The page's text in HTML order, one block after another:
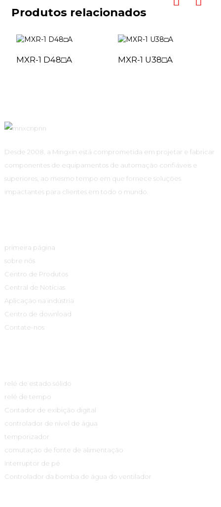
Produtos relacionados
MXR-1 D48□A MXR-1 U38□A
Desde 2008, a Mingxin está comprometida em projetar e fabricar
componentes de equipamentos de automação confiáveis ​​e
superiores, ao mesmo tempo em que fornece soluções
impactantes para clientes em todo o mundo.
primeira página
sobre nós
Centro de Produtos
Central de Notícias
Aplicação na indústria
Centro de download
Contate-nos
relé de estado sólido
relé de tempo
Contador de exibição digital
controlador de nível de água
temporizador
comutação de fonte de alimentação
Interruptor de pé
Controlador da bomba de água do ventilador